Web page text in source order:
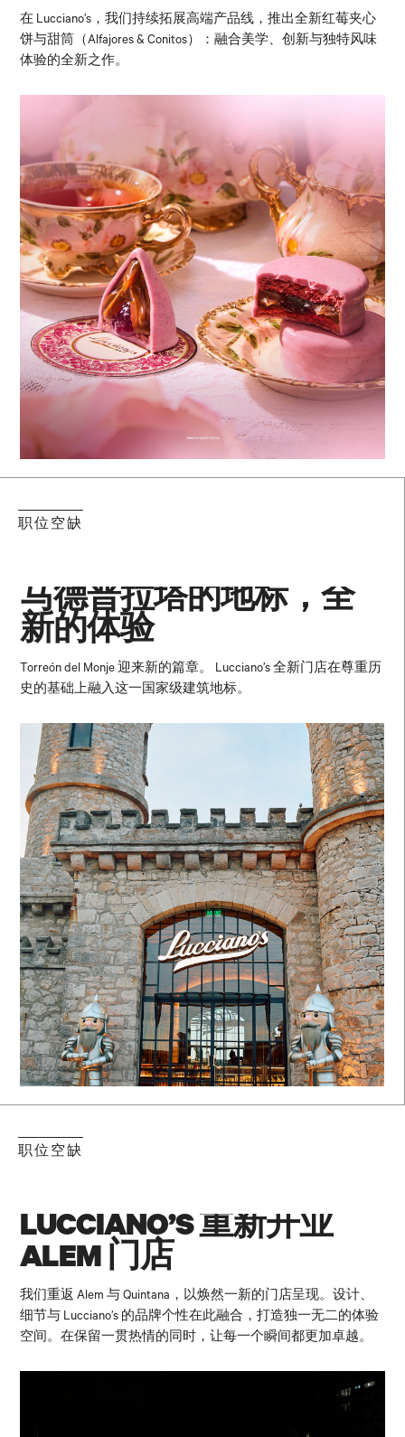
在 Lucciano’s，我们持续拓展高端产品线，推出全新红莓夹心
饼与甜筒（Alfajores & Conitos）：融合美学、创新与独特风味
体验的全新之作。
职位空缺
马德普拉塔的地标，全
新的体验
Torreón del Monje 迎来新的篇章。 Lucciano’s 全新门店在尊重历
史的基础上融入这一国家级建筑地标。
职位空缺
LUCCIANO’S 重新开业
ALEM 门店
我们重返 Alem 与 Quintana，以焕然一新的门店呈现。设计、
细节与 Lucciano’s 的品牌个性在此融合，打造独一无二的体验
空间。在保留一贯热情的同时，让每一个瞬间都更加卓越。